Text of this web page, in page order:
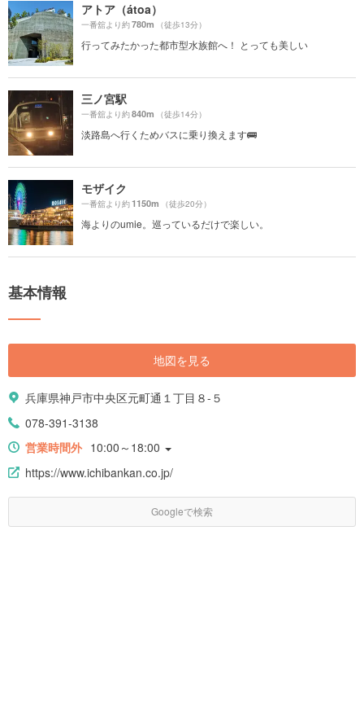
アトア（átoa）
一番舘より約780m （徒歩13分）
行ってみたかった都市型水族館へ！ とっても美しい
三ノ宮駅
一番舘より約840m （徒歩14分）
淡路島へ行くためバスに乗り換えます🚌
モザイク
一番舘より約1150m （徒歩20分）
海よりのumie。巡っているだけで楽しい。
基本情報
地図を見る
兵庫県神戸市中央区元町通１丁目８-５
078-391-3138
営業時間外 10:00～18:00
https://www.ichibankan.co.jp/
Googleで検索